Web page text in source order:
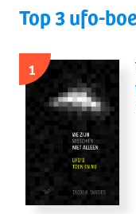
Top 3 ufo-
1